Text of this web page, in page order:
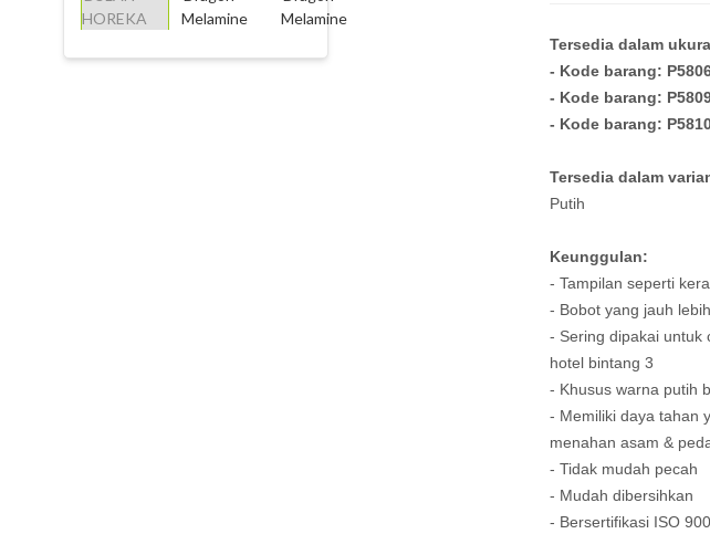
Tersedia dalam
- Kode barang:
- Kode barang:
- Kode barang:
Tersedia dalam
Putih
Keunggulan:
- Tampilan seperti
- Bobot yang jauh
- Sering dipakai untuk
hotel bintang 3
- Khusus warna putih
- Memiliki daya tahan
menahan asam &
- Tidak mudah pecah
- Mudah dibersihkan
- Bersertifikasi ISO